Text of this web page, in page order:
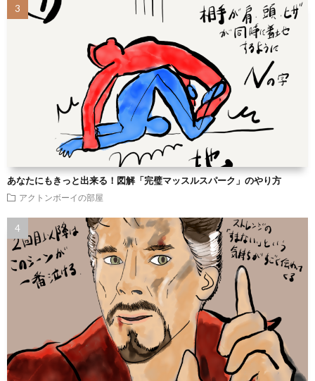
あなたにもきっと出来る！図解「完璧マッスルスパーク」のやり方
アクトンボーイの部屋